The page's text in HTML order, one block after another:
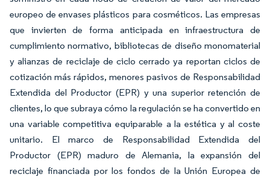
europeo de envases plásticos para cosméticos. Las empresas
que invierten de forma anticipada en infraestructura de
cumplimiento normativo, bibliotecas de diseño monomaterial
y alianzas de reciclaje de ciclo cerrado ya reportan ciclos de
cotización más rápidos, menores pasivos de Responsabilidad
Extendida del Productor (EPR) y una superior retención de
clientes, lo que subraya cómo la regulación se ha convertido en
una variable competitiva equiparable a la estética y al coste
unitario. El marco de Responsabilidad Extendida del
Productor (EPR) maduro de Alemania, la expansión del
reciclaje financiada por los fondos de la Unión Europea de